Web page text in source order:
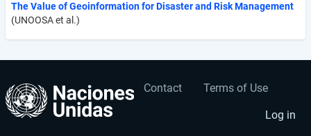
The Value of Geoinformation for Disaster and Risk Management
(UNOOSA et al.)
Footer
Contact Terms of Use
User
account
Log in